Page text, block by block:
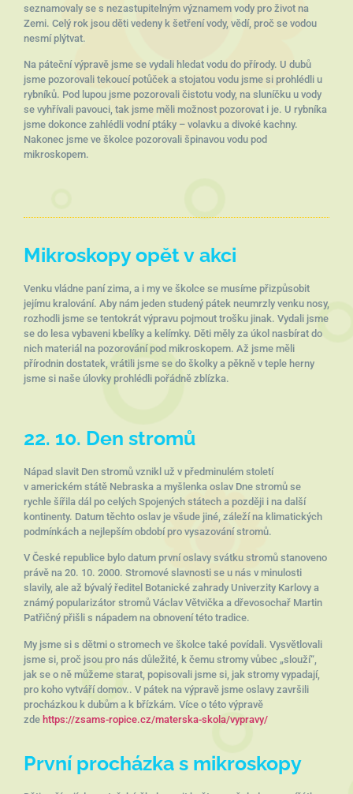
seznamovaly se s nezastupitelným významem vody pro život na
Zemi. Celý rok jsou děti vedeny k šetření vody, vědí, proč se vodou
nesmí plýtvat.
Na páteční výpravě jsme se vydali hledat vodu do přírody. U dubů
jsme pozorovali tekoucí potůček a stojatou vodu jsme si prohlédli u
rybníků. Pod lupou jsme pozorovali čistotu vody, na sluníčku u vody
se vyhřívali pavouci, tak jsme měli možnost pozorovat i je. U rybníka
jsme dokonce zahlédli vodní ptáky – volavku a divoké kachny.
Nakonec jsme ve školce pozorovali špinavou vodu pod
mikroskopem.
Mikroskopy opět v akci
Venku vládne paní zima, a i my ve školce se musíme přizpůsobit
jejímu kralování. Aby nám jeden studený pátek neumrzly venku nosy,
rozhodli jsme se tentokrát výpravu pojmout trošku jinak. Vydali jsme
se do lesa vybaveni kbelíky a kelímky. Děti měly za úkol nasbírat do
nich materiál na pozorování pod mikroskopem. Až jsme měli
přírodnin dostatek, vrátili jsme se do školky a pěkně v teple herny
jsme si naše úlovky prohlédli pořádně zblízka.
22. 10. Den stromů
Nápad slavit Den stromů vznikl už v předminulém století
v americkém státě Nebraska a myšlenka oslav Dne stromů se
rychle šířila dál po celých Spojených státech a později i na další
kontinenty. Datum těchto oslav je všude jiné, záleží na klimatických
podmínkách a nejlepším období pro vysazování stromů.
V České republice bylo datum první oslavy svátku stromů stanoveno
právě na 20. 10. 2000. Stromové slavnosti se u nás v minulosti
slavily, ale až bývalý ředitel Botanické zahrady Univerzity Karlovy a
známý popularizátor stromů Václav Větvička a dřevosochař Martin
Patřičný přišli s nápadem na obnovení této tradice.
My jsme si s dětmi o stromech ve školce také povídali. Vysvětlovali
jsme si, proč jsou pro nás důležité, k čemu stromy vůbec „slouží“,
jak se o ně můžeme starat, popisovali jsme si, jak stromy vypadají,
pro koho vytváří domov.. V pátek na výpravě jsme oslavy završili
procházkou k dubům a k břízkám. Více o této výpravě
zde https://zsams-ropice.cz/materska-skola/vypravy/
První procházka s mikroskopy